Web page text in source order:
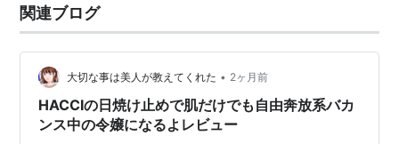
関連ブログ
大切な事は美人が教えてくれた • 2ヶ月前
HACCIの日焼け止めで肌だけでも自由奔放系バカ
ンス中の令嬢になるよレビュー